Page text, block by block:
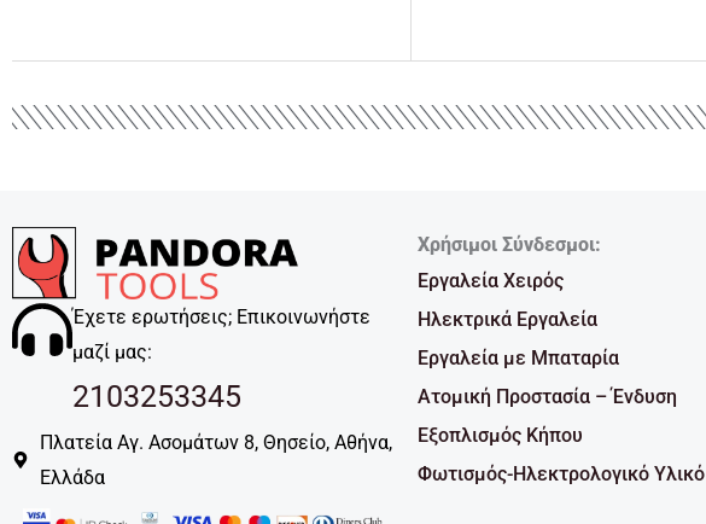
Έχετε ερωτήσεις; Επικοινωνήστε
μαζί μας:
2103253345
Πλατεία Αγ. Ασομάτων 8, Θησείο, Αθήνα,
Ελλάδα
Χρήσιμοι Σύνδεσμοι:
Εργαλεία Χειρός
Ηλεκτρικά Εργαλεία
Εργαλεία με Μπαταρία
Ατομική Προστασία – Ένδυση
Εξοπλισμός Κήπου
Φωτισμός-Ηλεκτρολογικό Υλικό